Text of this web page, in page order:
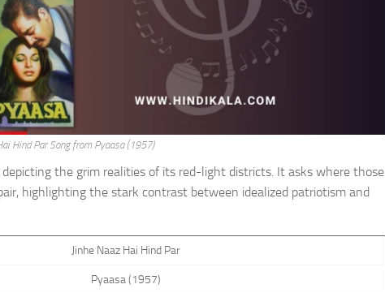
Hind Par Song from Pyaasa (1957)
the grim realities of its red-light districts. It asks where those
highlighting the stark contrast between idealized patriotism and
Jinhe Naaz Hai Hind Par
Pyaasa (1957)